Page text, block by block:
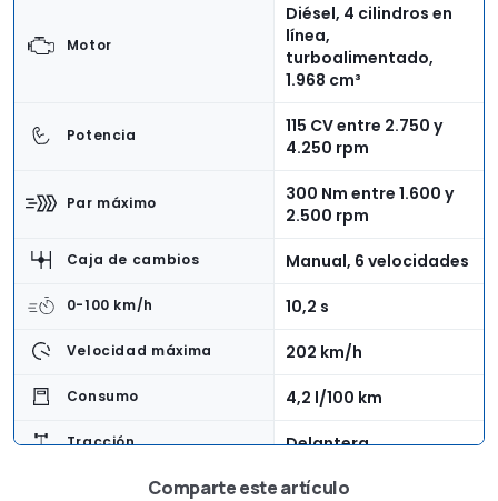
Motor
Diésel, 4 cilindros en
línea,
turboalimentado,
1.968 cm³
Potencia
115 CV entre 2.750 y
4.250 rpm
Par máximo
300 Nm entre 1.600 y
2.500 rpm
Caja de cambios Manual, 6 velocidades
0-100 km/h 10,2 s
Velocidad máxima 202 km/h
Consumo 4,2 l/100 km
Tracción Delantera
4,28 m
Comparte este artículo